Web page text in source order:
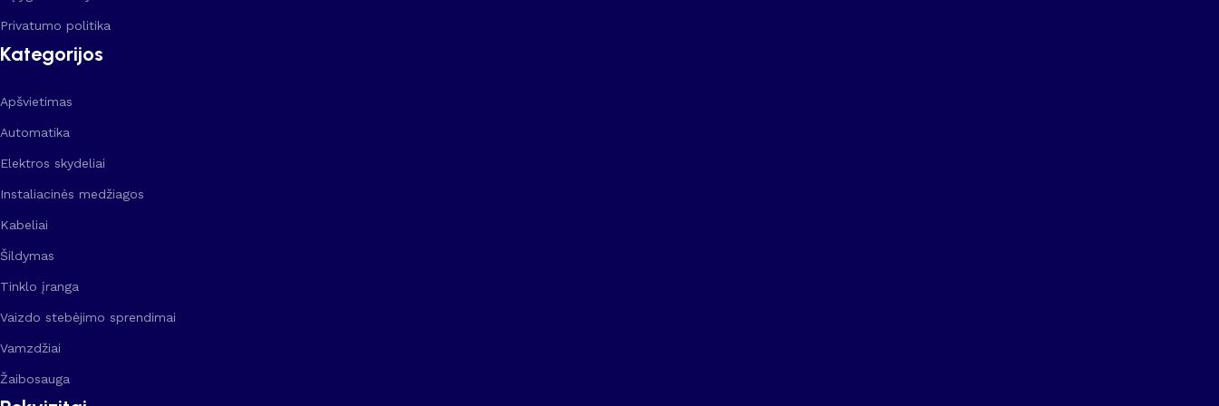
Privatumo politika
Kategorijos
Apšvietimas
Automatika
Elektros skydeliai
Instaliacinės medžiagos
Kabeliai
Šildymas
Tinklo įranga
Vaizdo stebėjimo sprendimai
Vamzdžiai
Žaibosauga